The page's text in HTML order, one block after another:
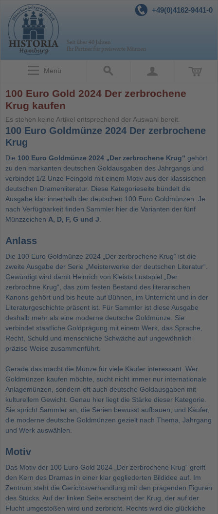
+49(0)4162-9441-0
Menü
100 Euro Gold 2024 Der zerbrochene
Krug kaufen
Es stehen keine Artikel entsprechend der Auswahl bereit.
100 Euro Goldmünze 2024 Der zerbrochene
Krug
Die 100 Euro Goldmünze 2024 „Der zerbrochene Krug“ gehört
zu den markanten deutschen Goldausgaben des Jahrgangs und
verbindet 1/2 Unze Feingold mit einem Motiv aus der klassischen
deutschen Dramenliteratur. Diese Kategorieseite bündelt die
Ausgabe klar innerhalb der deutschen 100 Euro Goldmünzen . Je
nach Verfügbarkeit finden Sammler hier die Varianten der fünf
Münzzeichen A, D, F, G und J
Anlass
Die 100 Euro Goldmünze 2024 „Der zerbrochene Krug“ ist die
zweite Ausgabe der Serie „Meisterwerke der deutschen Literatur“.
Gewürdigt wird damit Heinrich von Kleists Lustspiel „Der
zerbrochne Krug“, das zum festen Bestand des literarischen
Kanons gehört und bis heute auf Bühnen, im Unterricht und in der
Literaturgeschichte präsent ist. Für Sammler ist diese Ausgabe
deshalb mehr als eine moderne deutsche Goldmünze. Sie
verbindet staatliche Goldprägung mit einem Werk, das Sprache,
Recht, Schuld und menschliche Schwäche auf ungewöhnlich
präzise Weise zusammenführt.
Gerade das macht die Münze für viele Käufer interessant. Wer
Goldmünzen kaufen möchte, sucht nicht immer nur internationale
Anlagemünzen, sondern oft auch deutsche Goldausgaben mit
kulturellem Gewicht. Genau hier liegt die Stärke dieser Kategorie.
Sie spricht Sammler an, die Serien bewusst aufbauen, und Käufer,
die moderne deutsche Goldmünzen gezielt nach Thema, Jahrgang
und Werk auswählen.
Motiv
Das Motiv der 100 Euro Gold 2024 „Der zerbrochene Krug“ greift
den Kern des Dramas in einer klar gegliederten Bildidee auf. Im
Zentrum steht die Gerichtsverhandlung mit den prägenden Figuren
des Stücks. Auf der linken Seite erscheint der Krug, der auf der
Flucht umgestoßen wird und zerbricht. Rechts wird die glückliche